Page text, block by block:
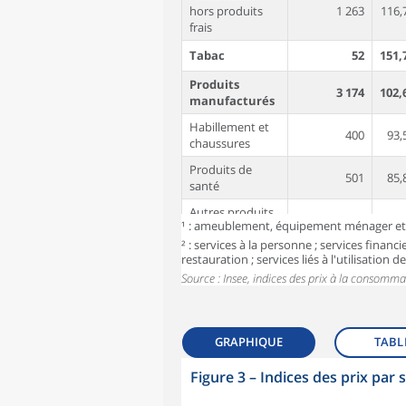
hors produits
frais
1 263
Tabac 52
Produits
manufacturés
3 174
Habillement et
chaussures
400
Produits de
santé
501
Autres produits
manufacturés¹
2 273 108,9
Énergie 866 131,9
dont Produits
Services 4 334
Loyers, eau et
ordures
ménagères
878
¹ : ameublement, équipement ménager
² : services à la personne ; services
restauration ; services liés à l'utilisation
Source : Insee, indices des prix à la
GRAPHIQUE
Figure 3– Indices des prix par
symboles_defaut.xml,losange